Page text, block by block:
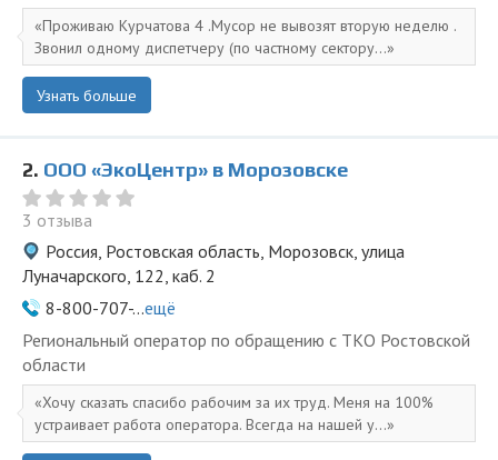
Проживаю Курчатова 4 .Мусор не вывозят вторую неделю .
Звонил одному диспетчеру (по частному сектору...
Узнать больше
2. ООО «ЭкоЦентр» в Морозовске
3 отзыва
Россия, Ростовская область, Морозовск, улица
Луначарского, 122, каб. 2
8-800-707-...ещё
Региональный оператор по обращению с ТКО Ростовской
области
Хочу сказать спасибо рабочим за их труд. Меня на 100%
устраивает работа оператора. Всегда на нашей у...